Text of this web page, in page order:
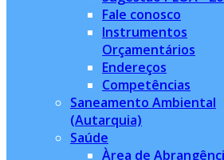
Fale conosco
Instrumentos
Orçamentários
Endereços
Competências
Saneamento Ambiental
(Autarquia)
Saúde
Àrea de